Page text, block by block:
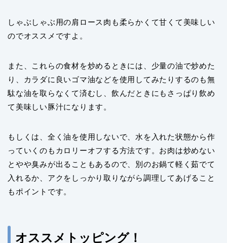
しゃぶしゃぶ用の肩ロース肉も柔らかくて甘くて美味しい
のでオススメですよ。
また、これらの食材を炒めるときには、少量の油で炒めた
り、カラダに良いゴマ油などを使用してみたりするのも無
駄な油を取らなくて済むし、飲んだときにもさっぱり飲め
て美味しい豚汁になります。
もしくは、全く油を使用しないで、水を入れた状態から作
っていくのもカロリーオフする方法です。お肉は炒めない
とやや臭みが出ることもあるので、別のお鍋て軽く茹でて
入れるか、アクをしっかり取りながら調理してあげること
もポイントです。
オススメトッピング！